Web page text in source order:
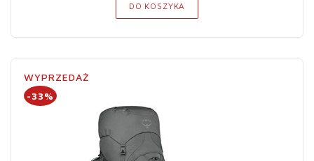
DO KOSZYKA
WYPRZEDAŻ
-33%